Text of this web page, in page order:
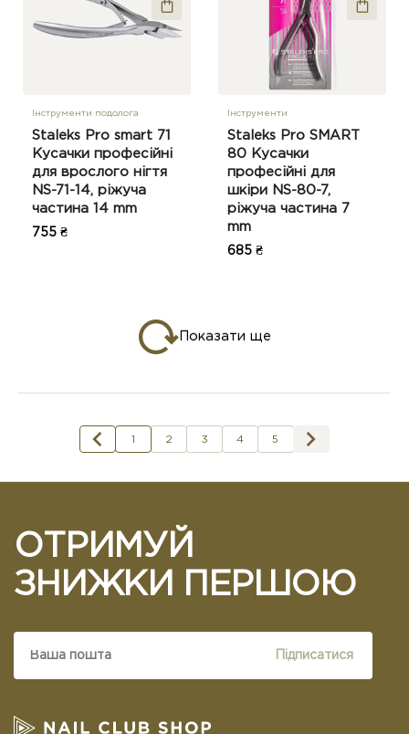
Інструменти подолога
Staleks Pro smart 71
Кусачки професійні
для врослого нігтя
NS-71-14, ріжуча
частина 14 mm
755 ₴
Інструменти
Staleks Pro SMART
80 Кусачки
професійні для
шкіри NS-80-7,
ріжуча частина 7
mm
685 ₴
Показати ще
1 2 3 4 5
ОТРИМУЙ
ЗНИЖКИ ПЕРШОЮ
Підписатися